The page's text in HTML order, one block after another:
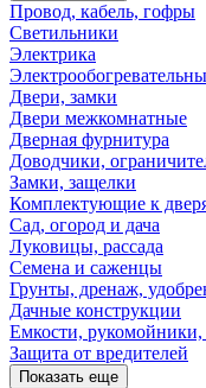
Провод, кабель, гофры
Светильники
Электрика
Двери, замки
Двери межкомнатные
Дверная фурнитура
Доводчики,
Замки, защелки
Комплектующие к
Сад, огород и дача
Луковицы, рассада
Семена и саженцы
Грунты, дренаж,
Дачные конструкции
Емкости, рукомойники,
Защита от вредителей
Показать еще